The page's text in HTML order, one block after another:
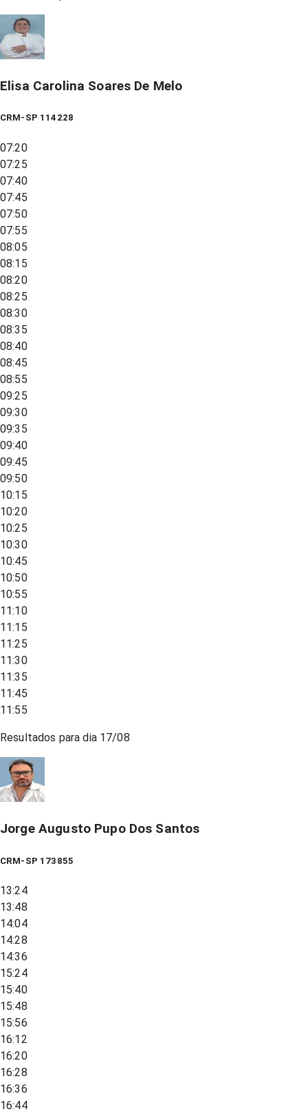
Elisa Carolina Soares De Melo
CRM-SP 114228
07:20
07:25
07:40
07:45
07:50
07:55
08:05
08:15
08:20
08:25
08:30
08:35
08:40
08:45
08:55
09:25
09:30
09:35
09:40
09:45
09:50
10:15
10:20
10:25
10:30
10:45
10:50
10:55
11:10
11:15
11:25
11:30
11:35
11:45
11:55
Resultados para dia 17/08
Jorge Augusto Pupo Dos Santos
CRM-SP 173855
13:24
13:48
14:04
14:28
14:36
15:24
15:40
15:48
15:56
16:12
16:20
16:28
16:36
16:44